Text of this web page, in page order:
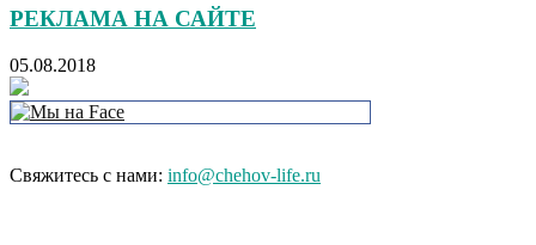
РЕКЛАМА НА САЙТЕ
05.08.2018
Свяжитесь с нами: info@chehov-life.ru